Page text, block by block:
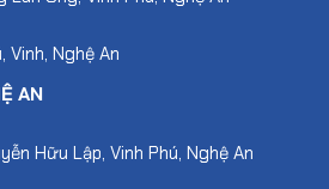
Vinh, Nghệ An
AN
Hữu Lập, Vinh Phú, Nghệ An